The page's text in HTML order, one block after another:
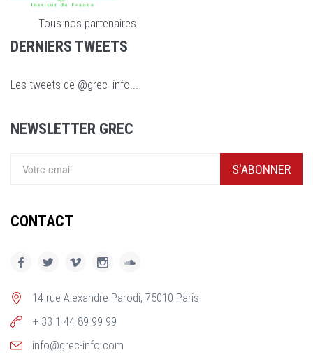
Tous nos partenaires
DERNIERS TWEETS
Les tweets de @grec_info...
NEWSLETTER GREC
S'ABONNER
CONTACT
14 rue Alexandre Parodi, 75010 Paris
+ 33 1 44 89 99 99
info@grec-info.com